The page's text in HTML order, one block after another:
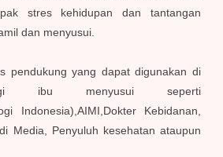
stres kehidupan dan tantangan
dan menyusui.
pendukung yang dapat digunakan di
ibu menyusui seperti
Indonesia),AIMI,Dokter Kebidanan,
Media, Penyuluh kesehatan ataupun